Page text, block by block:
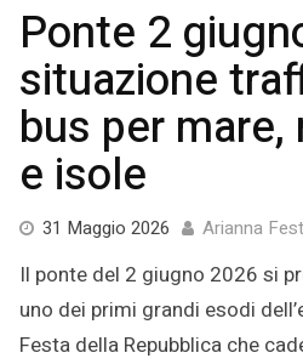
Ponte 2
situazione
bus per
e isole
31 Maggio 2026 31
2026
Arianna
Il ponte del 2 giugno 2026 si
uno dei primi grandi esodi
Festa della Repubblica che